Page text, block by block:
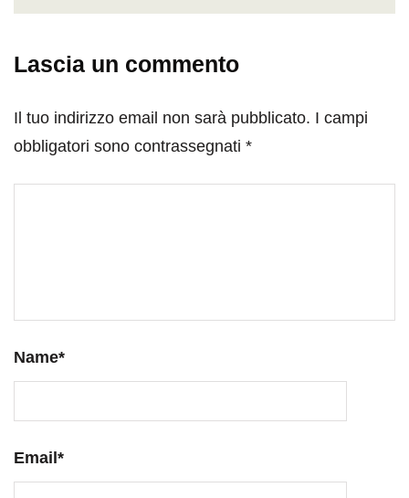
Lascia un commento
Il tuo indirizzo email non sarà pubblicato. I campi
obbligatori sono contrassegnati *
Name*
Email *